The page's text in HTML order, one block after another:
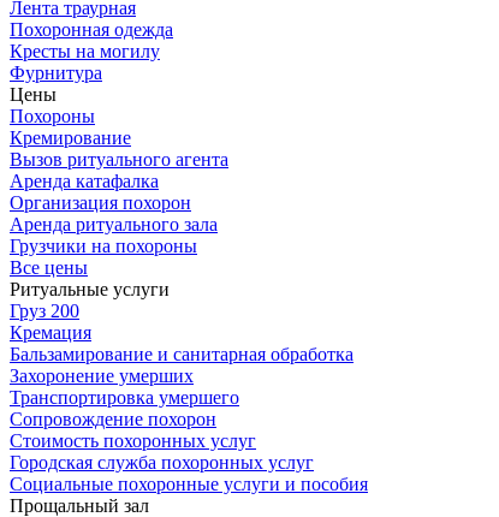
Лента траурная
Похоронная одежда
Кресты на могилу
Фурнитура
Цены
Похороны
Кремирование
Вызов ритуального агента
Аренда катафалка
Организация похорон
Аренда ритуального зала
Грузчики на похороны
Все цены
Ритуальные услуги
Груз 200
Кремация
Бальзамирование и санитарная обработка
Захоронение умерших
Транспортировка умершего
Сопровождение похорон
Стоимость похоронных услуг
Городская служба похоронных услуг
Социальные похоронные услуги и пособия
Прощальный зал